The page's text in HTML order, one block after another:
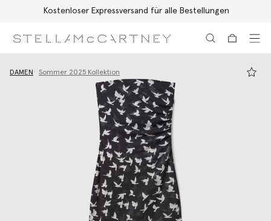
Kostenloser Expressversand für alle Bestellungen
DAMEN Sommer 2025 Kollektion